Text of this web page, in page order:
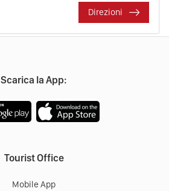
Direzioni
Scarica la App:
Tourist Office
Mobile App